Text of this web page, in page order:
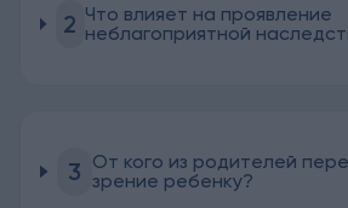
2 Что влияет на проявление
неблагоприятной
3 От кого из родителей
зрение ребенку?